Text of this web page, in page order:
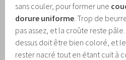
sans couler, pour former une
dorure uniforme. Trop de
pas assez, et la croûte reste
dessus doit être bien coloré, et
rester nacré tout en étant cuit à